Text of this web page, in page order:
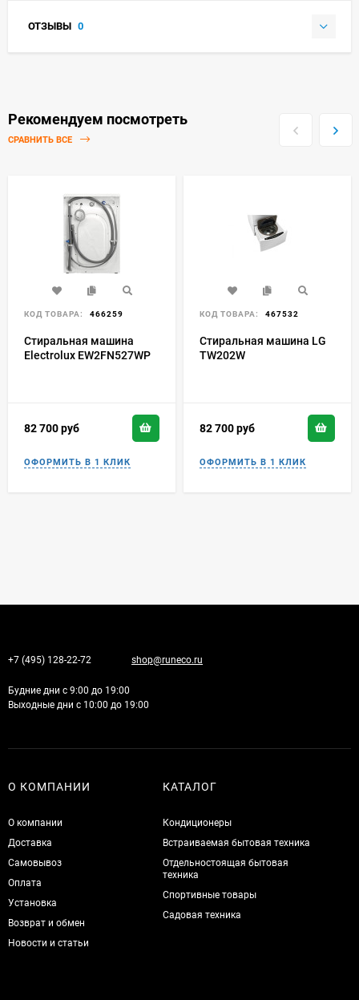
ОТЗЫВЫ 0
Рекомендуем посмотреть
СРАВНИТЬ ВСЕ
КОД ТОВАРА: 466259
Стиральная машина
Electrolux EW2FN527WP
82 700руб
КОД ТОВАРА: 467532
Стиральная машина LG
TW202W
82 700руб
+7 (495) 128-22-72 shop@runeco.ru
Будние дни с 9:00 до 19:00
Выходные дни с 10:00 до 19:00
О КОМПАНИИ
О компании
Доставка
Самовывоз
Оплата
Установка
Возврат и обмен
Новости и статьи
КАТАЛОГ
Кондиционеры
Встраиваемая бытовая техника
Отдельностоящая бытовая
техника
Спортивные товары
Садовая техника